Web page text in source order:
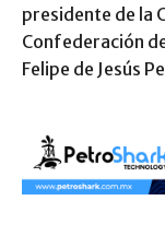
presidente de la
Confederación
Felipe de Jesús